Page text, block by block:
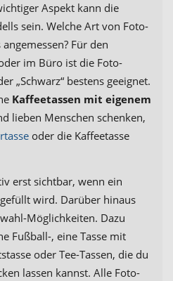
Aspekt kann die
sein. Welche Art von Foto-
Für den
im Büro ist die Foto-
„Schwarz“ bestens geeignet.
Kaffeetassen mit eigenem
lieben Menschen schenken,
oder die Kaffeetasse
erst sichtbar, wenn ein
wird. Darüber hinaus
Möglichkeiten. Dazu
Fußball-, eine Tasse mit
oder Tee-Tassen, die du
lassen kannst. Alle Foto-